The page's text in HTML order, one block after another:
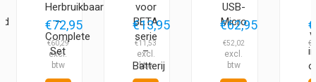
Herbruikbaar
–
Complete
Set
€72,95
€60,29
voor
BETA
serie
–
Batterij
€13,95
€11,53
USB-
Micro
€62,95
€52,02
€
€